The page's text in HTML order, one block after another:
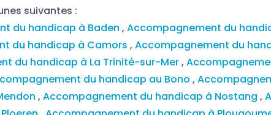
suivantes :
du handicap à Baden,Accompagnement du
du handicap à Camors,Accompagnement du
du handicap à La Trinité-sur-Mer,
du handicap au Bono,
,Accompagnement du handicap à Nostang,